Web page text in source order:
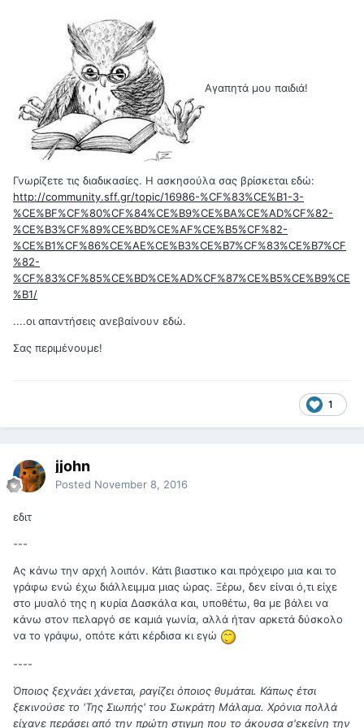
Αγαπητά μου παιδιά!
Γνωρίζετε τις διαδικασίες. Η ασκησούλα σας βρίσκεται εδώ:
http://community.sff.gr/topic/16986-%CF%83%CE%B1-3-
%CE%BF%CF%80%CF%84%CE%B9%CE%BA%CE%AD%CF%82-
%CE%B3%CF%89%CE%BD%CE%AF%CE%B5%CF%82-
%CE%B1%CF%86%CE%AE%CE%B3%CE%B7%CF%83%CE%B7%CF
%82-
%CF%83%CF%85%CE%BD%CE%AD%CF%87%CE%B5%CE%B9%CE
%B1/
....οι απαντήσεις ανεβαίνουν εδώ.
Σας περιμένουμε!
1
jjohn
Posted November 8, 2016
εδιτ
---
Ας κάνω την αρχή λοιπόν. Κάτι βιαστικο και πρόχειρο μια και το
γράφω ενώ έχω διάλλειμμα μιας ώρας. Ξέρω, δεν είναι ό,τι είχε
στο μυαλό της η κυρία Δασκάλα και, υποθέτω, θα με βάλει να
κάνω στον πελαργό σε καμιά γωνία, αλλά ήταν αρκετά δύσκολο
να το γράψω, οπότε κάτι κέρδισα κι εγώ
----
Όποιος ξεχνάει χάνεται, ραγίζει όποιος θυμάται. Κάπως έτσι
ξεκινούσε το 'Της Σιωπής' του Σωκράτη Μάλαμα. Χρόνια πολλά
είχανε περάσει από την πρώτη στιγμη που το άκουσα σ'εκείνη την